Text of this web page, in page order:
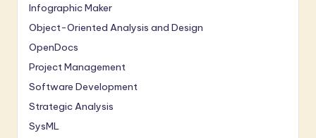
Infographic Maker
Object-Oriented Analysis and Design
OpenDocs
Project Management
Software Development
Strategic Analysis
SysML